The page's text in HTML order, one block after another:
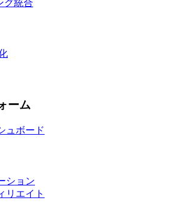
グ統合
ーム
ュボード
ション
リエイト